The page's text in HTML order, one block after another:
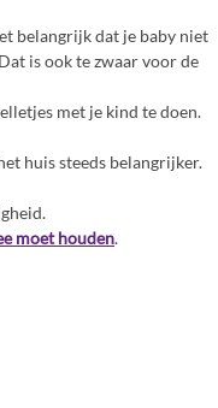
belangrijk dat je baby niet
is ook te zwaar voor de
met je kind te doen.
huis steeds belangrijker.
moet houden.